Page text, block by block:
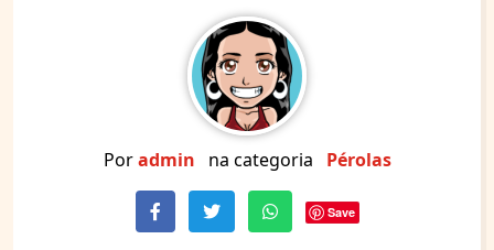
Poradmin na categoria Pérolas
Save